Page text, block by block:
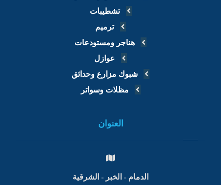
تشطيبات
ترميم
هناجر ومستودعات
عوازل
شبوك مزارع وحدائق
مظلات وسواتر
العنوان
الدمام - الخبر - الشرقية